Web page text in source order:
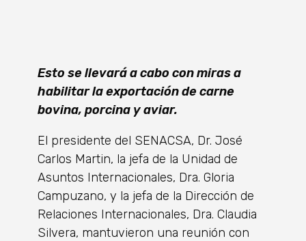
Esto se llevará a cabo con miras a
habilitar la exportación de carne
bovina, porcina y aviar.
El presidente del SENACSA, Dr. José
Carlos Martin, la jefa de la Unidad de
Asuntos Internacionales, Dra. Gloria
Campuzano, y la jefa de la Dirección de
Relaciones Internacionales, Dra. Claudia
Silvera, mantuvieron una reunión con